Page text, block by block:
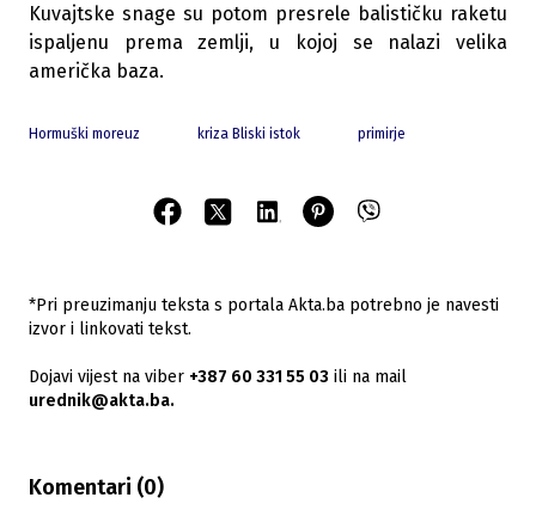
Kuvajtske snage su potom presrele balističku raketu
ispaljenu prema zemlji, u kojoj se nalazi velika
američka baza.
Hormuški moreuz kriza Bliski istok primirje
*Pri preuzimanju teksta s portala Akta.ba potrebno je navesti
izvor i linkovati tekst.
Dojavi vijest na viber +387 60 331 55 03 ili na mail
urednik@akta.ba.
Komentari (0)